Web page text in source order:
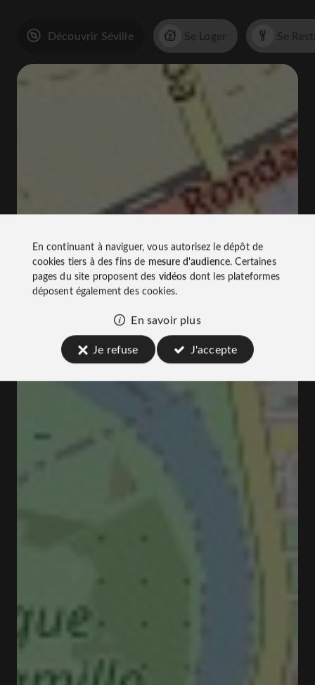
Découvrir Séville Se Loger Se
En continuant à naviguer, vous autorisez le dépôt de
cookies tiers à des fins de mesure d'audience. Certaines
pages du site proposent des vidéos dont les plateformes
déposent également des cookies.
En savoir plus
Je refuse
J'accepte